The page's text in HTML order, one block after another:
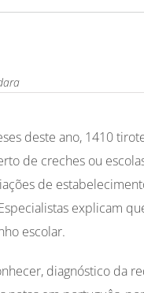
deste ano, 1410
de creches ou
de
explicam
escolar.
diagnóstico da